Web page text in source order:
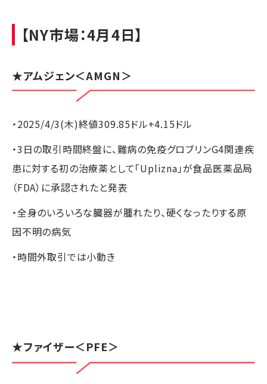
【NY市場：4月4日】
★アムジェン＜AMGN＞
・2025/4/3(木)終値309.85ドル+4.15ドル
・3日の取引時間終盤に、難病の免疫グロブリンG4関連疾
患に対する初の治療薬として「Uplizna」が食品医薬品局
（FDA）に承認されたと発表
・全身のいろいろな臓器が腫れたり、硬くなったりする原
因不明の病気
・時間外取引では小動き
★ファイザー＜PFE＞